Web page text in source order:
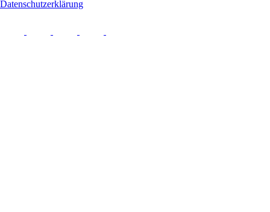
Datenschutzerklärung